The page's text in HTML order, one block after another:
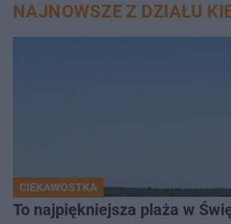
NAJNOWSZE Z DZIAŁU
CIEKAWOSTKA
To najpiękniejsza plaża w